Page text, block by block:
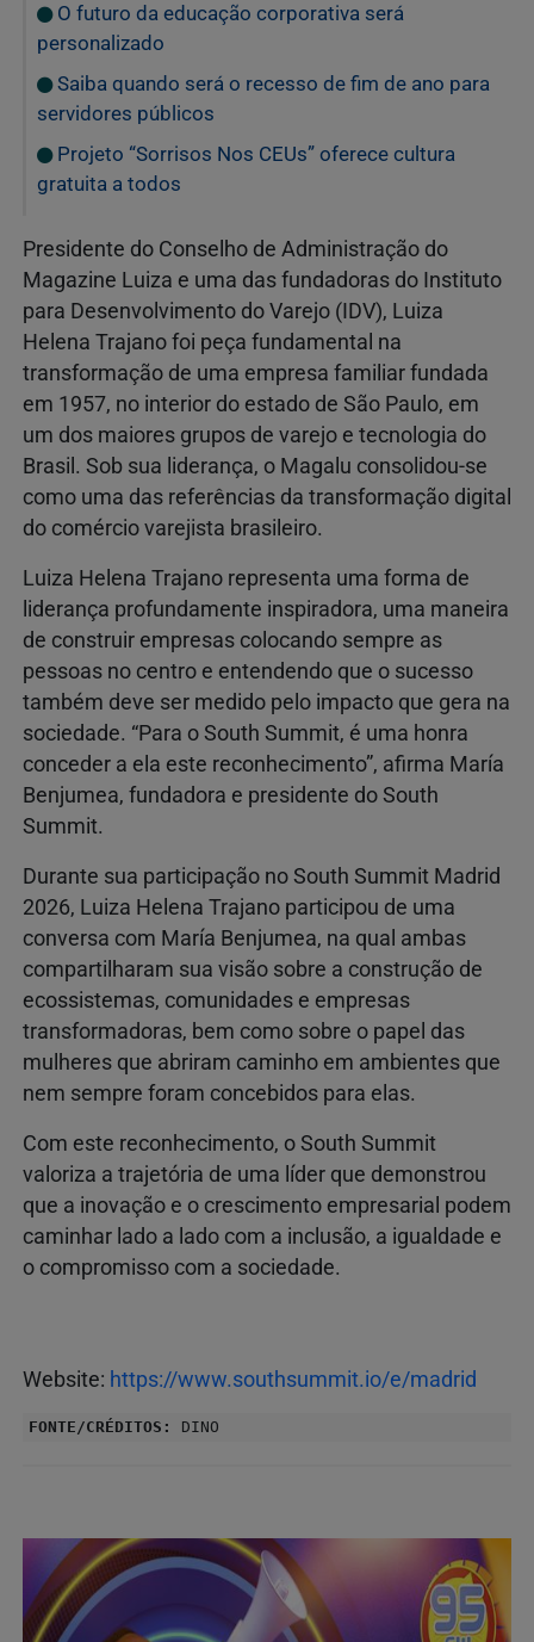
O futuro da educação corporativa será
personalizado
Saiba quando será o recesso de fim de ano para
servidores públicos
Projeto “Sorrisos Nos CEUs” oferece cultura
gratuita a todos
Presidente do Conselho de Administração do
Magazine Luiza e uma das fundadoras do Instituto
para Desenvolvimento do Varejo (IDV), Luiza
Helena Trajano foi peça fundamental na
transformação de uma empresa familiar fundada
em 1957, no interior do estado de São Paulo, em
um dos maiores grupos de varejo e tecnologia do
Brasil. Sob sua liderança, o Magalu consolidou-se
como uma das referências da transformação digital
do comércio varejista brasileiro.
Luiza Helena Trajano representa uma forma de
liderança profundamente inspiradora, uma maneira
de construir empresas colocando sempre as
pessoas no centro e entendendo que o sucesso
também deve ser medido pelo impacto que gera na
sociedade. “Para o South Summit, é uma honra
conceder a ela este reconhecimento”, afirma María
Benjumea, fundadora e presidente do South
Summit.
Durante sua participação no South Summit Madrid
2026, Luiza Helena Trajano participou de uma
conversa com María Benjumea, na qual ambas
compartilharam sua visão sobre a construção de
ecossistemas, comunidades e empresas
transformadoras, bem como sobre o papel das
mulheres que abriram caminho em ambientes que
nem sempre foram concebidos para elas.
Com este reconhecimento, o South Summit
valoriza a trajetória de uma líder que demonstrou
que a inovação e o crescimento empresarial podem
caminhar lado a lado com a inclusão, a igualdade e
o compromisso com a sociedade.
Website: https://www.southsummit.io/e/madrid
FONTE/CRÉDITOS: DINO